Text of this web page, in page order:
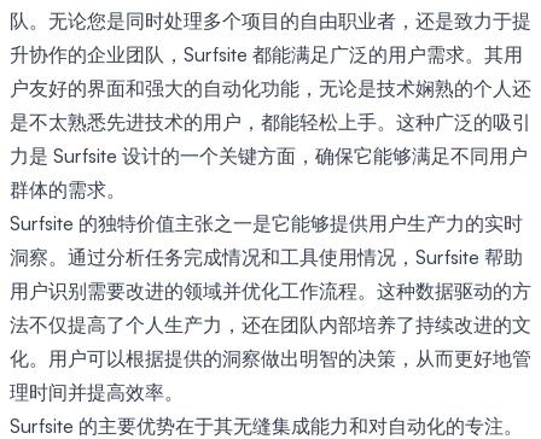
队。无论您是同时处理多个项目的自由职业者，还是致力于提
升协作的企业团队，Surfsite 都能满足广泛的用户需求。其用
户友好的界面和强大的自动化功能，无论是技术娴熟的个人还
是不太熟悉先进技术的用户，都能轻松上手。这种广泛的吸引
力是 Surfsite 设计的一个关键方面，确保它能够满足不同用户
群体的需求。
Surfsite 的独特价值主张之一是它能够提供用户生产力的实时
洞察。通过分析任务完成情况和工具使用情况，Surfsite 帮助
用户识别需要改进的领域并优化工作流程。这种数据驱动的方
法不仅提高了个人生产力，还在团队内部培养了持续改进的文
化。用户可以根据提供的洞察做出明智的决策，从而更好地管
理时间并提高效率。
Surfsite 的主要优势在于其无缝集成能力和对自动化的专注。